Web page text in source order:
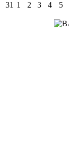
31 1 2 3 4 5